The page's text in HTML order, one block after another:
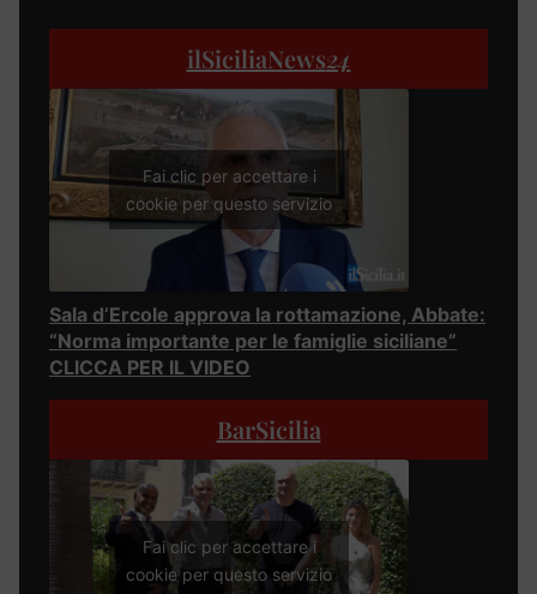
ilSiciliaNews24
Fai clic per accettare i
cookie per questo servizio
Sala d’Ercole approva la rottamazione, Abbate:
“Norma importante per le famiglie siciliane”
CLICCA PER IL VIDEO
BarSicilia
Fai clic per accettare i
cookie per questo servizio